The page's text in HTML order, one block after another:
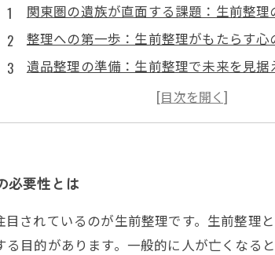
関東圏の遺族が直面する課題：生前整理
整理への第一歩：生前整理がもたらす心
遺品整理の準備：生前整理で未来を見据
遺族のための遺品整理：専門家による無
生前整理から遺品整理へ：心の整理を
生前整理と遺品整理のその後：遺族が抱
必要性とは
されているのが生前整理です。生前整理
目的があります。一般的に人が亡くな